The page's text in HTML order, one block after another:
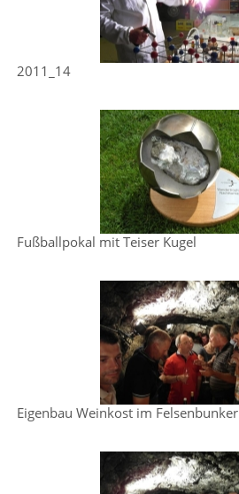
2011_14
Fußballpokal mit Teiser Kugel
Eigenbau Weinkost im Felsenbunker